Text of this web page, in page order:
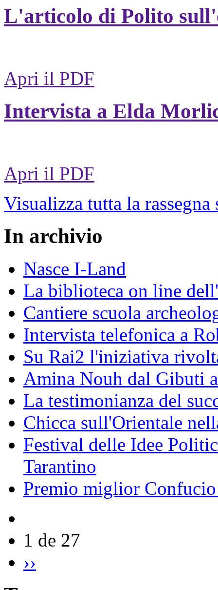
L'articolo di Polito
Apri il PDF
Intervista a Elda
Apri il PDF
Visualizza tutta la rassegna
In archivio
Nasce I-Land
La biblioteca on line
Cantiere scuola
Intervista telefonica a
Su Rai2 l'iniziativa
Amina Nouh dal Gibuti
La testimonianza del
Chicca sull'Orientale
Festival delle Idee
Tarantino
Premio miglior
1 de 27
››